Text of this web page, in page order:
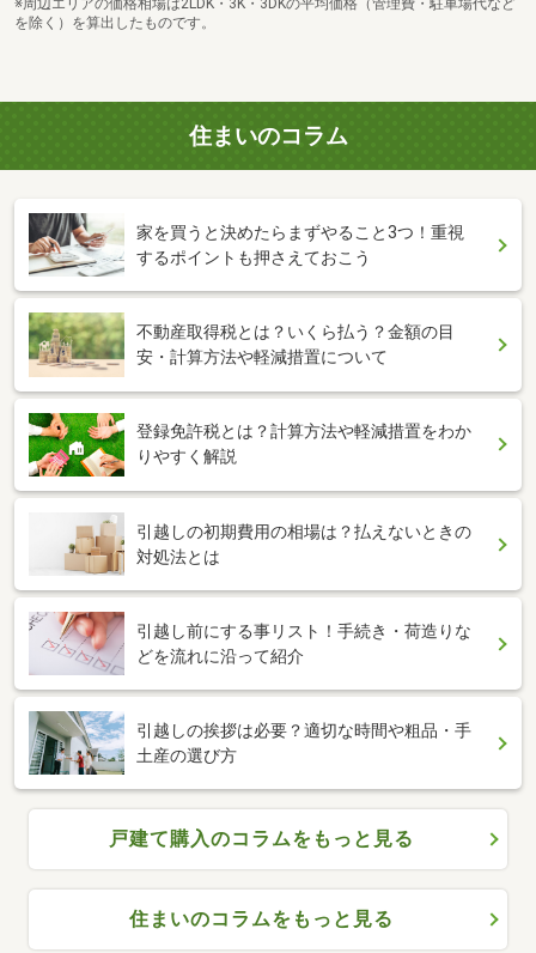
※周辺エリアの価格相場は2LDK・3K・3DKの平均価格（管理費・駐車場代など
を除く）を算出したものです。
住まいのコラム
家を買うと決めたらまずやること3つ！重視
するポイントも押さえておこう
不動産取得税とは？いくら払う？金額の目
安・計算方法や軽減措置について
登録免許税とは？計算方法や軽減措置をわか
りやすく解説
引越しの初期費用の相場は？払えないときの
対処法とは
引越し前にする事リスト！手続き・荷造りな
どを流れに沿って紹介
引越しの挨拶は必要？適切な時間や粗品・手
土産の選び方
戸建て購入のコラムをもっと見る
住まいのコラムをもっと見る